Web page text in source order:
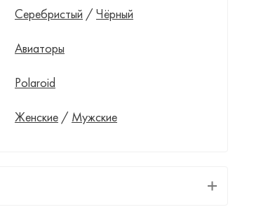
Серебристый / Чёрный
Авиаторы
Polaroid
Женские/ Мужские